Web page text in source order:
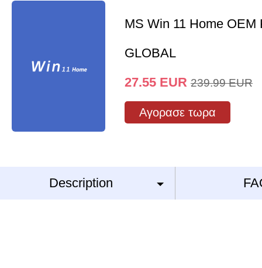
MS Win 11 Home OEM
GLOBAL
27.55 EUR 239.99 EUR
Αγορασε τωρα
Description